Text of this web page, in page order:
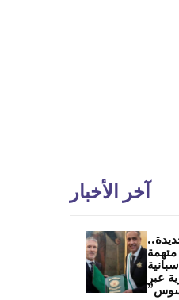
آخر الأخبار
متهمة
عبر